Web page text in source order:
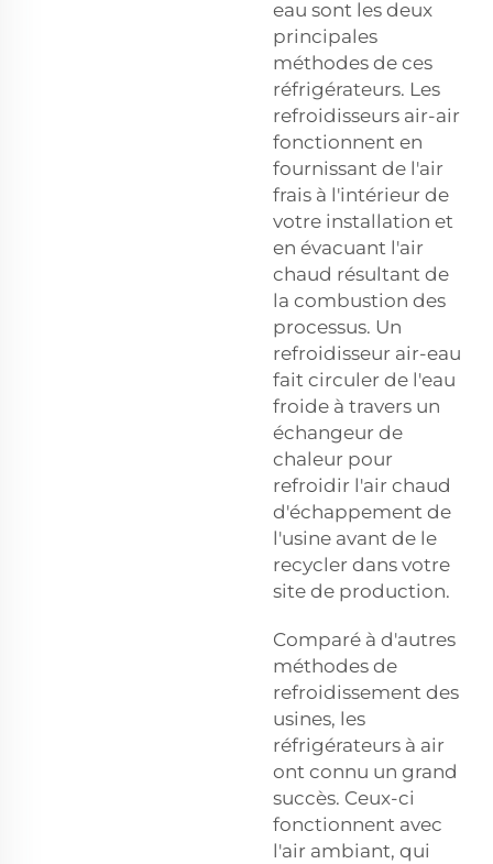
eau sont les deux
principales
méthodes de ces
réfrigérateurs. Les
refroidisseurs air-air
fonctionnent en
fournissant de l'air
frais à l'intérieur de
votre installation et
en évacuant l'air
chaud résultant de
la combustion des
processus. Un
refroidisseur air-eau
fait circuler de l'eau
froide à travers un
échangeur de
chaleur pour
refroidir l'air chaud
d'échappement de
l'usine avant de le
recycler dans votre
site de production.
Comparé à d'autres
méthodes de
refroidissement des
usines, les
réfrigérateurs à air
ont connu un grand
succès. Ceux-ci
fonctionnent avec
l'air ambiant, qui